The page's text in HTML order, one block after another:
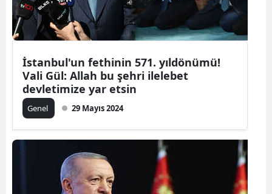
Muş
Nevşehir
Sakarya
Samsun
Siirt
İstanbul'un fethinin 571. yıldönümü!
Vali Gül: Allah bu şehri ilelebet
devletimize yar etsin
Genel 29 Mayıs 2024